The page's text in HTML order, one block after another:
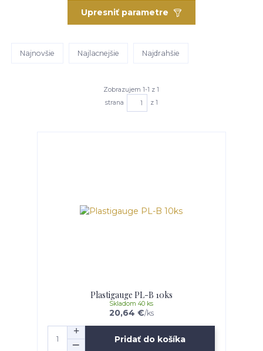
Upresniť parametre
Najnovšie Najlacnejšie Najdrahšie
Zobrazujem 1-1 z 1
strana
z 1
Plastigauge PL-B 10ks
20,64 €/ks
Skladom 40 ks
Pridať do košíka